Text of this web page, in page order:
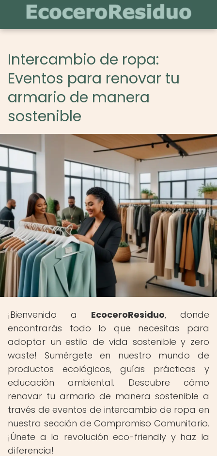
Intercambio de ropa:
Eventos para renovar tu
armario de manera
sostenible
¡Bienvenido a EcoceroResiduo, donde
encontrarás todo lo que necesitas para
adoptar un estilo de vida sostenible y zero
waste! Sumérgete en nuestro mundo de
productos ecológicos, guías prácticas y
educación ambiental. Descubre cómo
renovar tu armario de manera sostenible a
través de eventos de intercambio de ropa en
nuestra sección de Compromiso Comunitario.
¡Únete a la revolución eco-friendly y haz la
diferencia!